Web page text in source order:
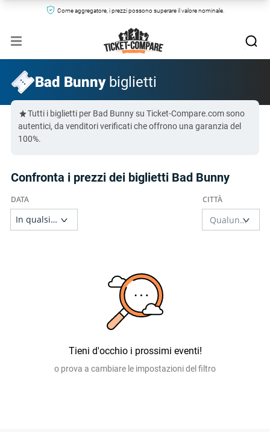
Come aggregatore, i prezzi possono superare il valore nominale.
Bad Bunnybiglietti
Tutti i biglietti per Bad Bunny su Ticket-Compare.com sono
autentici, da venditori verificati che offrono una garanzia del
100%.
Confronta i prezzi dei biglietti Bad Bunny
Tieni d'occhio i prossimi eventi!
o prova a cambiare le impostazioni del filtro